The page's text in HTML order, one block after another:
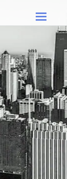
on line37
コ
ン
ツ
へ
ス
キ
ッ
プ